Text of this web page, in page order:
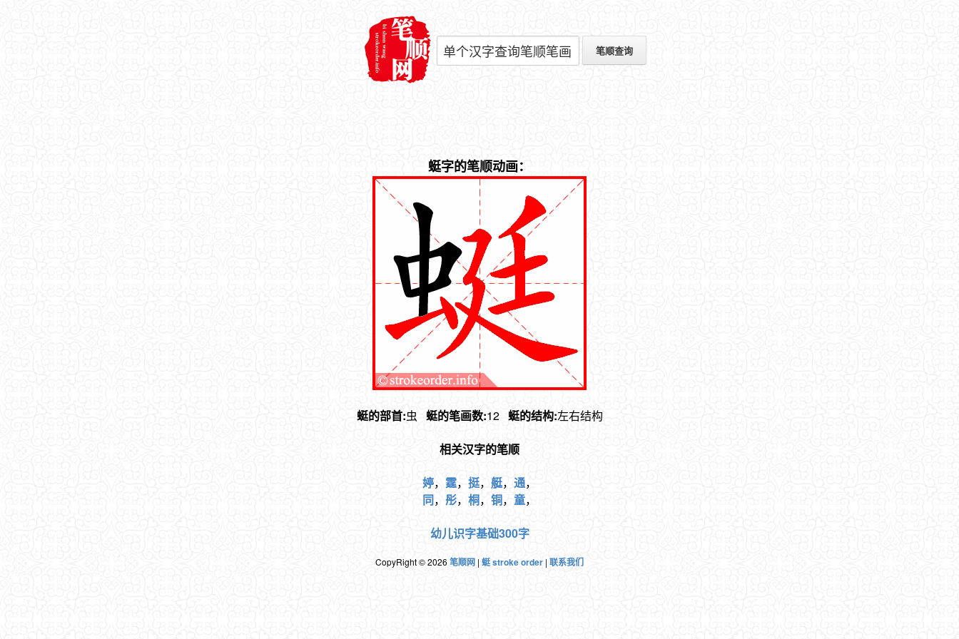
蜓字的笔顺动画：
蜓的部首:虫 蜓的笔画数:12 蜓的结构:左右结构
相关汉字的笔顺
婷， 霆， 挺， 艇， 通，
同， 彤， 桐， 铜， 童，
幼儿识字基础300字
CopyRight © 2026 笔顺网 | 蜓 stroke order | 联系我们